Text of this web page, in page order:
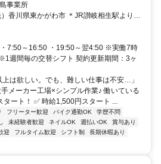
事業所
香川県東かがわ市 ＊JR讃岐相生駅より車
ら約10分 ＊さぬき市から約25分 ＊徳島県
7:50～16:50 ・19:50～翌4:50 ※実働7時
週間毎の交替シフト 契約更新期間：3ヶ
は欲しい。でも、難しい仕事は不安…」
メーカー工場×シンプル作業♪ 働いている
ート！ ✅ 時給1,500円スタート ...
フリーター歓迎 バイク通勤OK
学歴不問
未経験者歓迎 ネイルOK 週払いOK
賞与あり
迎 フルタイム歓迎 シフト制
長期休暇あり